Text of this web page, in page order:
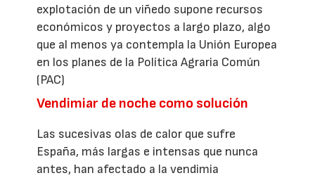
explotación de un viñedo supone recursos
económicos y proyectos a largo plazo, algo
que al menos ya contempla la Unión Europea
en los planes de la Política Agraria Común
(PAC)
Vendimiar de noche como solución
Las sucesivas olas de calor que sufre
España, más largas e intensas que nunca
antes, han afectado a la vendimia